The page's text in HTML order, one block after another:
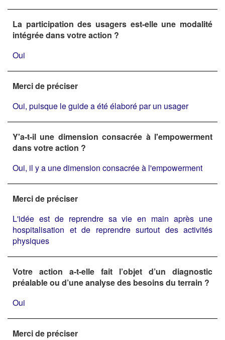
La participation des usagers est-elle une modalité
intégrée dans votre action ?
Oui
Merci de préciser
Oui, puisque le guide a été élaboré par un usager
Y'a-t-il une dimension consacrée à l'empowerment
dans votre action ?
Oui, il y a une dimension consacrée à l'empowerment
Merci de préciser
L'idée est de reprendre sa vie en main après une
hospitalisation et de reprendre surtout des activités
physiques
Votre action a-t-elle fait l’objet d’un diagnostic
préalable ou d’une analyse des besoins du terrain ?
Oui
Merci de préciser